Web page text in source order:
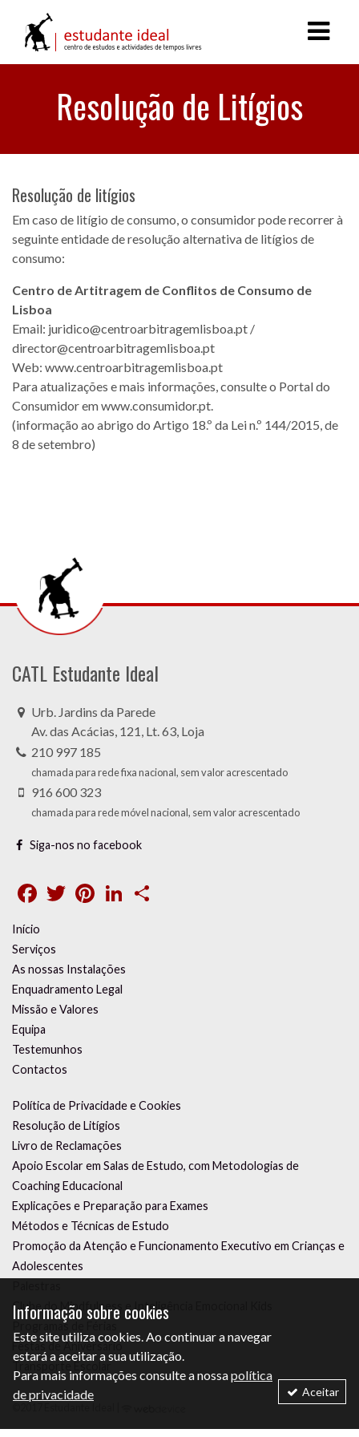
Resolução de Litígios
Resolução de litígios
Em caso de litígio de consumo, o consumidor pode recorrer à
seguinte entidade de resolução alternativa de litígios de
consumo:
Centro de Artitragem de Conflitos de Consumo de
Lisboa
Email: juridico@centroarbitragemlisboa.pt /
director@centroarbitragemlisboa.pt
Web: www.centroarbitragemlisboa.pt
Para atualizações e mais informações, consulte o Portal do
Consumidor em www.consumidor.pt.
(informação ao abrigo do Artigo 18.º da Lei n.º 144/2015, de
8 de setembro)
CATL Estudante Ideal
Urb. Jardins da Parede
Av. das Acácias, 121, Lt. 63, Loja
210 997 185
chamada para rede fixa nacional, sem valor acrescentado
916 600 323
chamada para rede móvel nacional, sem valor acrescentado
Siga-nos no facebook
FacebookTwitterPinterestLinkedIn
Início
Serviços
As nossas Instalações
Enquadramento Legal
Missão e Valores
Equipa
Testemunhos
Contactos
Política de Privacidade e Cookies
Resolução de Litígios
Livro de Reclamações
Apoio Escolar em Salas de Estudo, com Metodologias de
Coaching Educacional
Explicações e Preparação para Exames
Métodos e Técnicas de Estudo
Promoção da Atenção e Funcionamento Executivo em Crianças e
Adolescentes
Clube do Mindfulness e Inteligência Emocional Kids
Programas de Férias
Festas de Aniversário
Informação sobre cookies
Este site utiliza cookies. Ao continuar a navegar
estará a aceitar a sua utilização.
Para mais informações consulte a nossapolítica
de privacidade
Aceitar